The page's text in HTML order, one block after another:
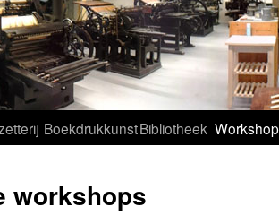
BoekdrukkunstBibliotheek
workshops